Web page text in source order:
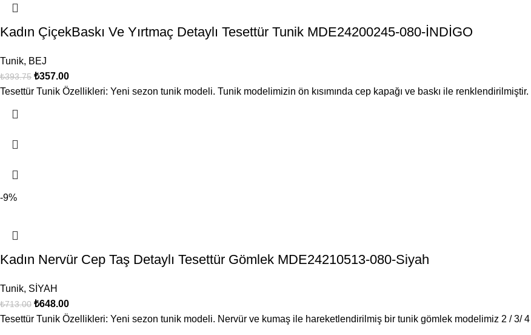
Kadın ÇiçekBaskı Ve Yırtmaç Detaylı Tesettür Tunik MDE24200245-080-İNDİGO
Tunik, BEJ
₺393.75 ₺357.00
Tesettür Tunik Özellikleri: Yeni sezon tunik modeli. Tunik modelimizin ön kısımında cep kapağı ve baskı ile
-9%
Kadın Nervür Cep Taş Detaylı Tesettür Gömlek MDE24210513-080-Siyah
Tunik, SİYAH
₺713.00 ₺648.00
Tesettür Tunik Özellikleri: Yeni sezon tunik modeli. Nervür ve kumaş ile hareketlendirilmiş bir tunik gömlek modelimiz 2 / 3/ 4